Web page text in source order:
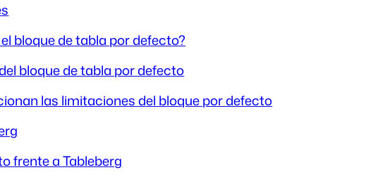
bloque de tabla por defecto?
bloque de tabla por defecto
las limitaciones del bloque por defecto
frente a Tableberg